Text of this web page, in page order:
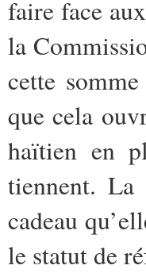
faire face
la
cette
que cela
haïtien en
tiennent. La
cadeau
le statut de